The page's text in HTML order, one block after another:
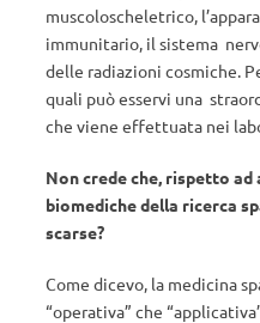
muscoloscheletrico,
immunitario, il sistema
delle radiazioni cosmiche.
quali può esservi una
che viene effettuata nei
Non crede che, rispetto
biomediche della ricerca
scarse?
Come dicevo, la medicina
“operativa” che